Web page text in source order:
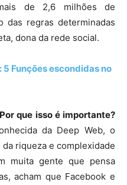
de 2,6 milhões de
das regras determinadas
dona da rede social.
Funções escondidas no
Por que isso é importante?
da Deep Web, o
riqueza e complexidade
muita gente que pensa
acham que Facebook e